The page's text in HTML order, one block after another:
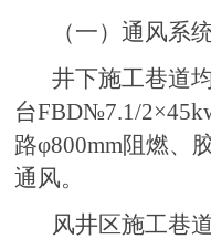
（一）通风系
井下施工巷道
台FBD№7.1/
路φ800mm阻燃、
通风。
风井区施工巷